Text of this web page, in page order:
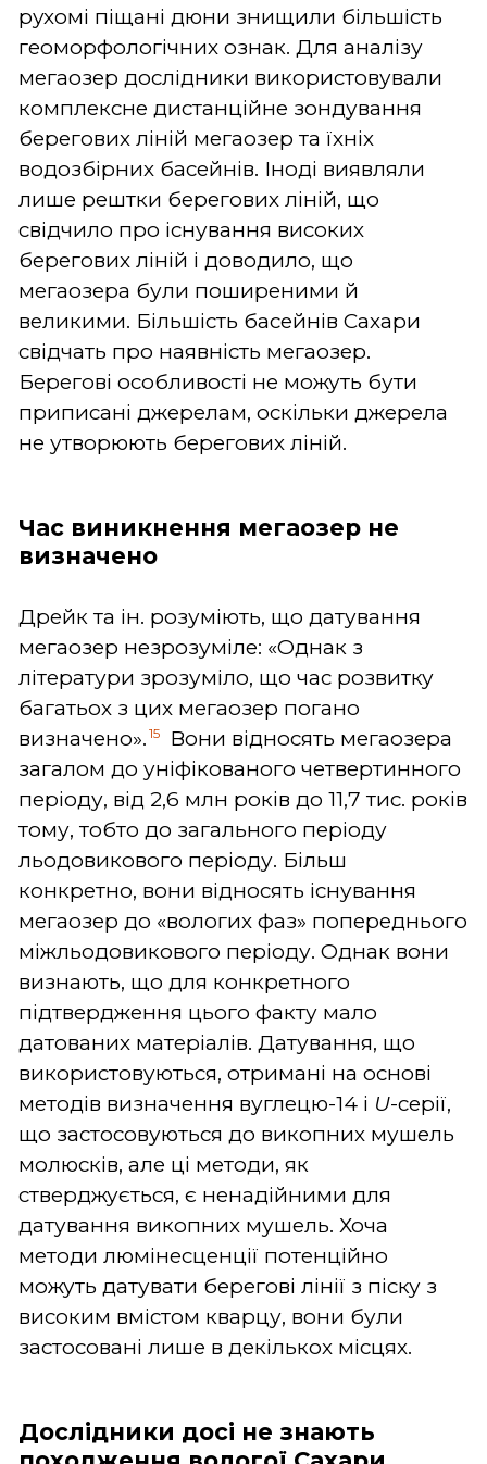
рухомі піщані дюни знищили більшість
геоморфологічних ознак. Для аналізу
мегаозер дослідники використовували
комплексне дистанційне зондування
берегових ліній мегаозер та їхніх
водозбірних басейнів. Іноді виявляли
лише рештки берегових ліній, що
свідчило про існування високих
берегових ліній і доводило, що
мегаозера були поширеними й
великими. Більшість басейнів Сахари
свідчать про наявність мегаозер.
Берегові особливості не можуть бути
приписані джерелам, оскільки джерела
не утворюють берегових ліній.
Час виникнення мегаозер не
визначено
Дрейк та ін. розуміють, що датування
мегаозер незрозуміле: «Однак з
літератури зрозуміло, що час розвитку
багатьох з цих мегаозер погано
визначено». 15
Вони відносять мегаозера
загалом до уніфікованого четвертинного
періоду, від 2,6 млн років до 11,7 тис. років
тому, тобто до загального періоду
льодовикового періоду. Більш
конкретно, вони відносять існування
мегаозер до «вологих фаз» попереднього
міжльодовикового періоду. Однак вони
визнають, що для конкретного
підтвердження цього факту мало
датованих матеріалів. Датування, що
використовуються, отримані на основі
методів визначення вуглецю-14 і U-серії,
що застосовуються до викопних мушель
молюсків, але ці методи, як
стверджується, є ненадійними для
датування викопних мушель. Хоча
методи люмінесценції потенційно
можуть датувати берегові лінії з піску з
високим вмістом кварцу, вони були
застосовані лише в декількох місцях.
Дослідники досі не знають